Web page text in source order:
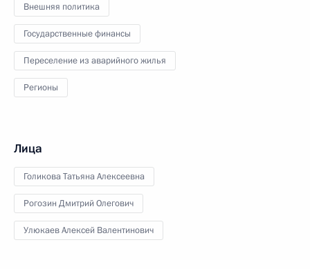
Внешняя политика
Государственные финансы
Переселение из аварийного жилья
Регионы
Лица
Голикова Татьяна Алексеевна
Рогозин Дмитрий Олегович
Улюкаев Алексей Валентинович